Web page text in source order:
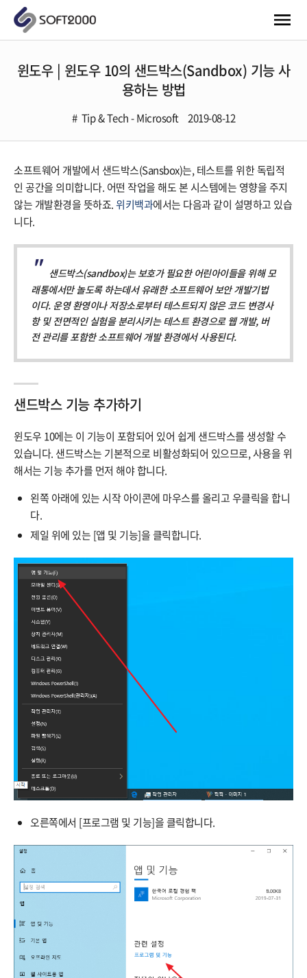
윈도우 | 윈도우 10의 샌드박스(Sandbox) 기능 사
용하는 방법
Tip & Tech - Microsoft 2019-08-12
소프트웨어 개발에서 샌드박스(Sansbox)는, 테스트를 위한 독립적
인 공간을 의미합니다. 어떤 작업을 해도 본 시스템에는 영향을 주지
않는 개발환경을 뜻하죠.위키백과에서는 다음과 같이 설명하고 있습
니다.
샌드박스(sandbox)는 보호가 필요한 어린아이들을 위해 모
래통에서만 놀도록 하는데서 유래한 소프트웨어 보안 개발기법
이다. 운영 환영이나 저장소로부터 테스트되지 않은 코드 변경사
항 및 전면적인 실험을 분리시키는 테스트 환경으로 웹 개발, 버
전 관리를 포함한 소프트웨어 개발 환경에서 사용된다.
샌드박스 기능 추가하기
윈도우 10에는 이 기능이 포함되어 있어 쉽게 샌드박스를 생성할 수
있습니다. 샌드박스는 기본적으로 비활성화되어 있으므로, 사용을 위
해서는 기능 추가를 먼저 해야 합니다.
왼쪽 아래에 있는 시작 아이콘에 마우스를 올리고 우클릭을 합니
다.
제일 위에 있는 [앱 및 기능]을 클릭합니다.
오른쪽에서 [프로그램 및 기능]을 클릭합니다.